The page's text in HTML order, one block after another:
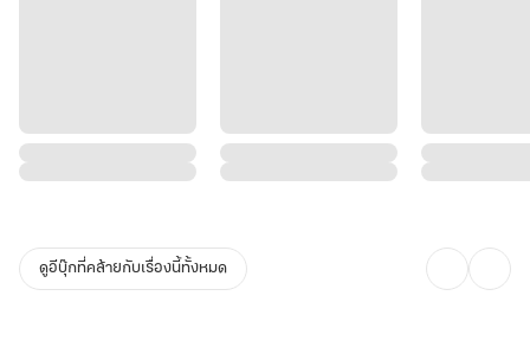
ดูอีบุ๊กที่คล้ายกับเรื่องนี้ทั้งหมด